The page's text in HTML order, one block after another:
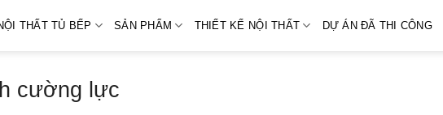
THẤT TỦ BẾP SẢN PHẨM THIẾT KẾ NỘI THẤT DỰ ÁN ĐÃ THI CÔNG
cường lực